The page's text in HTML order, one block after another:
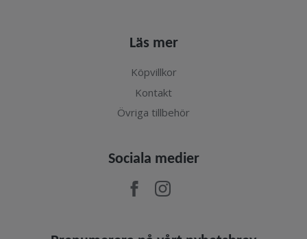
Läs mer
Köpvillkor
Kontakt
Övriga tillbehör
Sociala medier